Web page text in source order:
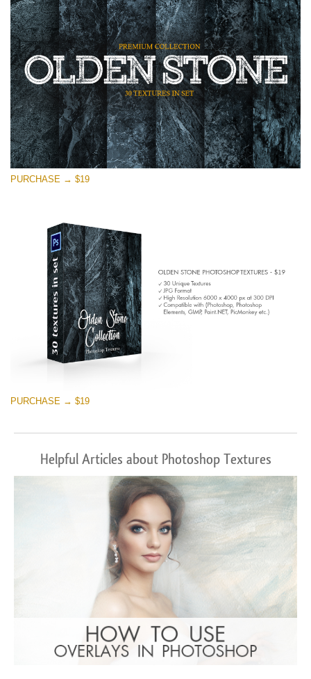
Olden Stone
(30 Overlays)
Large 6000*4000px
Entire Collection
(1783 Overlays)
Large 6000*4000px
Ücretsiz indirin
PURCHASE → $19
PURCHASE → $19
Helpful Articles about Photoshop Textures